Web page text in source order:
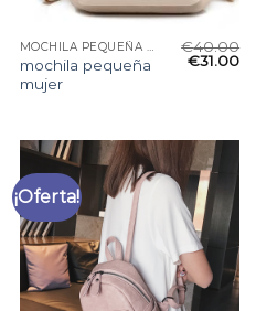
MOCHILA PEQUEÑA MUJER
mochila pequeña
mujer
€40.00
€31.00
¡Oferta!